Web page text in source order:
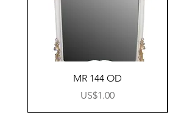
MR 144 OD
價格
US$1.00